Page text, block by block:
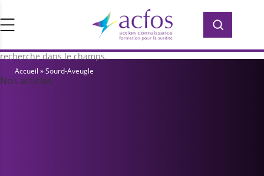
Rechercher :
d’ACFOS, qui contient plus de 400 PDF en
accès libre pour vous former ou vous
informer sur la surdité. Saisissez votre
recherche dans le champs.
Rechercher :
Accueil »Sourd-Aveugle
Nos articles